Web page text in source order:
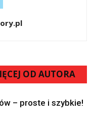
OD AUTORA
– proste i szybkie!